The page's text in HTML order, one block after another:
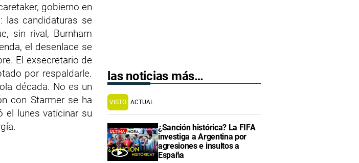
gobierno en
las candidaturas se
sin rival, Burnham
el desenlace se
El exsecretario de
por respaldarle.
década. No es un
con Starmer se ha
el lunes vaticinar su
las noticias más…
VISTO ACTUAL
¿Sanción histórica? La FIFA
investiga a Argentina por
agresiones e insultos a
España